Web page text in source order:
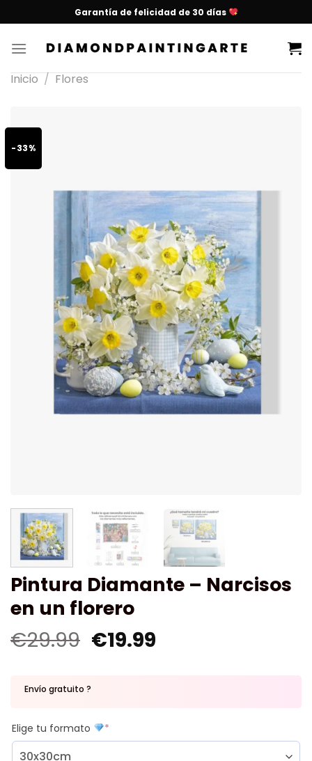
Garantía de felicidad de 30 días
Inicio / Flores
-33%
Pintura Diamante – Narcisos
en un florero
€29.99 €19.99
Envío gratuito ?
Elige tu formato *